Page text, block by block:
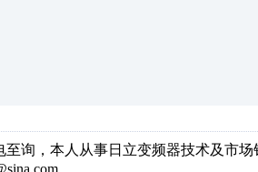
询，本人从事日立变频器技术及市场